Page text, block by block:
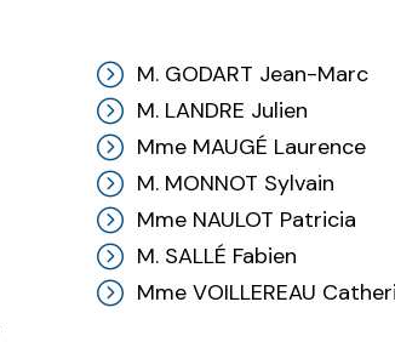
M. GODART Jean-Marc
M. LANDRE Julien
Mme MAUGÉ Laurence
M. MONNOT Sylvain
Mme NAULOT Patricia
M. SALLÉ Fabien
Mme VOILLEREAU